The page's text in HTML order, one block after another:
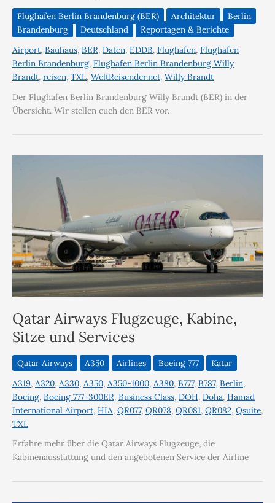
Flughafen Berlin Brandenburg (BER) Architektur
Berlin
Brandenburg
Deutschland
Reportagen & Berichte
Airport, Bauhaus, BER, Daten, EDDB, Flughafen, Flughafen
Berlin Brandenburg, Flughafen Berlin Brandenburg Willy
Brandt, reisen, TXL, WeltReisender.net, Willy Brandt
Der Flughafen Berlin Brandenburg Willy Brandt (BER) in der
Übersicht. Wir stellen euch den BER vor.
Qatar Airways Flugzeuge, Kabine,
Sitze und Services
Qatar Airways A350 Airlines Boeing 777
Katar
A319, A320, A330, A350, A350-1000, A380, B777, B787, Berlin,
Boeing, Boeing 777-300ER, Business Class, DOH, Doha, Hamad
International Airport, HIA, QR077, QR078, QR081, QR082, Qsuite,
TXL
Erfahre mehr über die Qatar Airways Flugzeuge, die
Kabinenausstattung und den angebotenen Service der Airline